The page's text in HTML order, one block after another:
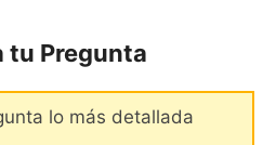
tu Pregunta